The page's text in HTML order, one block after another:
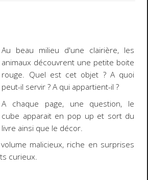
Au beau milieu d'une clairière, les
animaux découvrent une petite boite
rouge. Quel est cet objet ? A quoi
peut-il servir ? A qui appartient-il ?
A chaque page, une question, le
cube apparait en pop up et sort du
livre ainsi que le décor.
malicieux, riche en surprises
curieux.